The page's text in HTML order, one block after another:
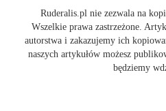
Ruderalis.pl nie zezwala na
Wszelkie prawa zastrzeżone.
autorstwa i zakazujemy ich
naszych artykułów możesz
będziemy